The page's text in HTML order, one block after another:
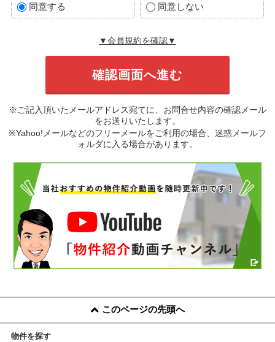
同意する 同意しない
▼会員規約を確認▼
※ご記入頂いたメールアドレス宛てに、お問合せ内容の確認メール
をお送りいたします。
※Yahoo!メールなどのフリーメールをご利用の場合、迷惑メールフ
ォルダに入る場合があります。
このページの先頭へ
物件を探す